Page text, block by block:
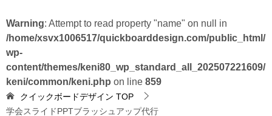
Warning: Attempt to read property "name" on null in
/home/xsvx1006517/quickboarddesign.com/public_html/
wp-
content/themes/keni80_wp_standard_all_202507221609/
keni/common/keni.php on line 859
クイックボードデザイン TOP
学会スライドPPTブラッシュアップ代行